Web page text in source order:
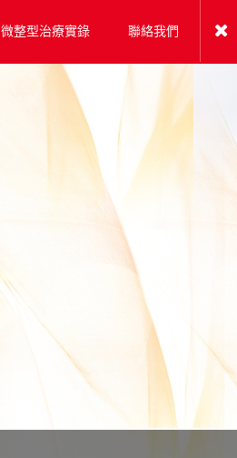
微整型治療實錄 聯絡我們